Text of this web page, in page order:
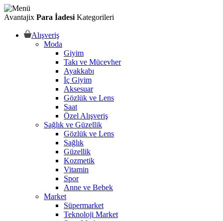
Avantajix Para İadesi Kategorileri
Alışveriş
Moda
Giyim
Takı ve Mücevher
Ayakkabı
İç Giyim
Aksesuar
Gözlük ve Lens
Saat
Özel Alışveriş
Sağlık ve Güzellik
Gözlük ve Lens
Sağlık
Güzellik
Kozmetik
Vitamin
Spor
Anne ve Bebek
Market
Süpermarket
Teknoloji Market